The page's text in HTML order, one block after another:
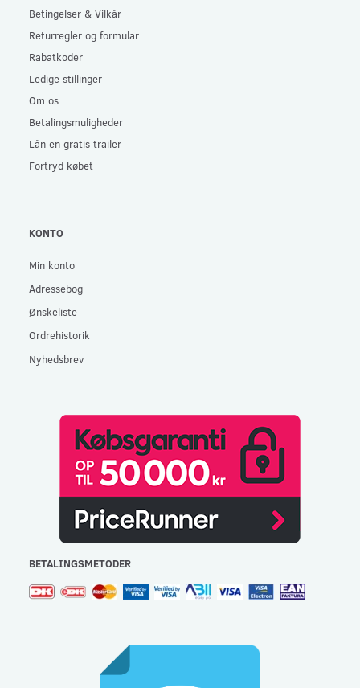
Betingelser & Vilkår
Returregler og formular
Rabatkoder
Ledige stillinger
Om os
Betalingsmuligheder
Lån en gratis trailer
Fortryd købet
KONTO
Min konto
Adressebog
Ønskeliste
Ordrehistorik
Nyhedsbrev
BETALINGSMETODER